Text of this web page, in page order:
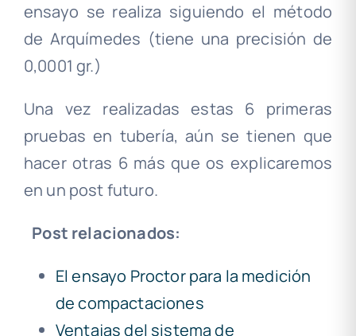
ensayo se realiza siguiendo el método
de Arquímedes (tiene una precisión de
0,0001 gr.)
Una vez realizadas estas 6 primeras
pruebas en tubería, aún se tienen que
hacer otras 6 más que os explicaremos
en un post futuro.
Post relacionados:
El ensayo Proctor para la medición
de compactaciones
Ventajas del sistema de